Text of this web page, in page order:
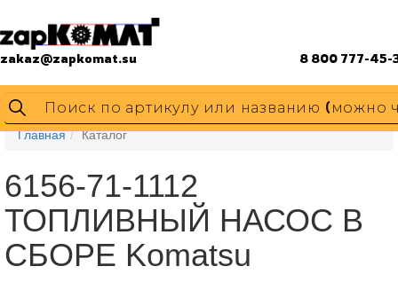
zakaz@zapkomat.su 8 800 777-45-
Главная Каталог
6156-71-1112
ТОПЛИВНЫЙ НАСОС В
СБОРЕ Komatsu